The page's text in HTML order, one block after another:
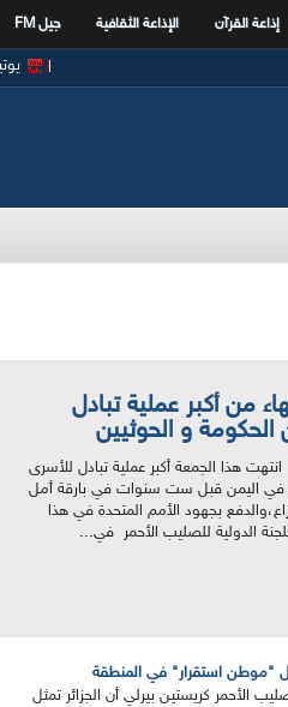
إذاعة القرآن الإذاعة الثقافية جيل FM
من أكبر عملية تبادل
الحكومة و الحوثيين
انتهت هذا الجمعة أكبر عملية تبادل للأسرى
في اليمن قبل ست سنوات في بارقة أمل
بجهود الأمم المتحدة في هذا
الدولية للصليب الأحمر في...
"موطن استقرار" في المنطقة
الأحمر كريستين بيرلي أن الجزائر تمثل